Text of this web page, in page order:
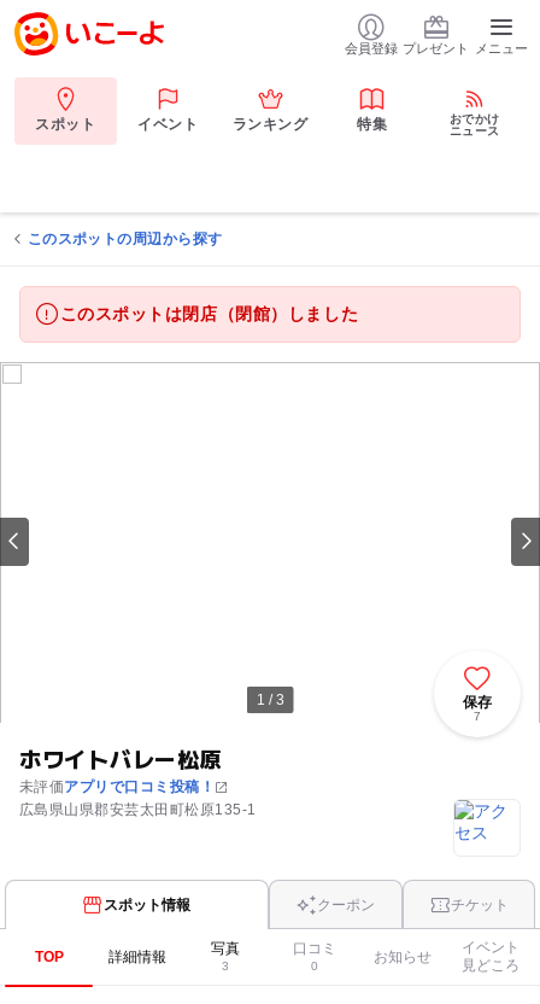
会員登録 プレゼント メニュー
スポット イベント ランキング 特集
おでかけ
ニュース
このスポットの周辺から探す
このスポットは閉店（閉館）しました
1 / 3
ホワイトバレー松原
未評価アプリで口コミ投稿！
広島県山県郡安芸太田町松原135-1
保存
7
スポット情報 クーポン チケット
TOP 詳細情報 写真
3
口コミ
0
お知らせ
イベント
見どころ